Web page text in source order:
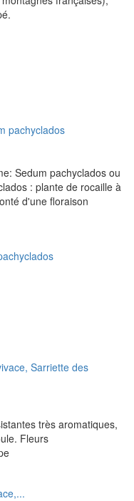
Sedum pachyclados ou
: plante de rocaille à
d'une floraison
très aromatiques,
Fleurs